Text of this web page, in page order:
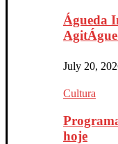
Águeda
July 20,
Cultura
hoje